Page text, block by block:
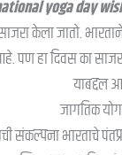
yoga day
केला जातो.
पण हा दिवस का
याबद्दल
जागतिक
संकल्पना भारताचे